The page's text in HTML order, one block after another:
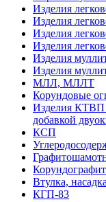
Изделия
Изделия
Изделия
Изделия
Изделия
Изделия
МЛЛ, МЛЛТ
Корундовые
Изделия КТВП
добавкой
КСП
Втулка,
КГП-83